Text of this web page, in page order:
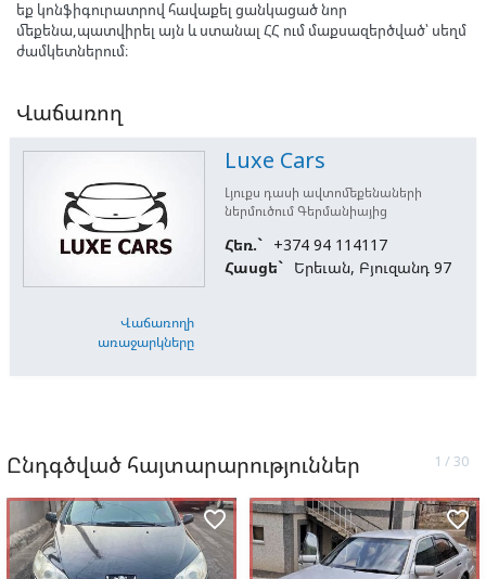
եք կոնֆիգուրատրով հավաքել ցանկացած նոր
մեքենա,պատվիրել այն և ստանալ ՀՀ ում մաքսազերծված՝ սեղմ
ժամկետներում։
Վաճառող
Վաճառողի
առաջարկները
Luxe Cars
Լյուքս դասի ավտոմեքենաների
ներմուծում Գերմանիայից
Հեռ.` +374 94 114117
Հասցե` Երեւան, Բյուզանդ 97
Ընդգծված հայտարարություններ
favorite_border favorite_border